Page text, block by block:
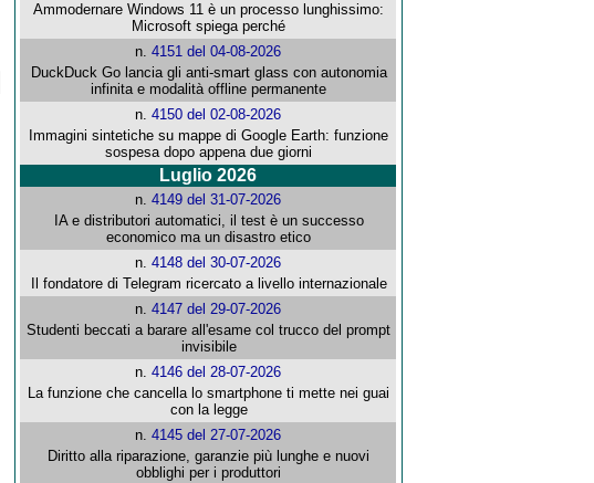
Ammodernare Windows 11 è un processo lunghissimo:
Microsoft spiega perché
n.4151 del 04-08-2026
DuckDuck Go lancia gli anti-smart glass con autonomia
infinita e modalità offline permanente
n.4150 del 02-08-2026
Immagini sintetiche su mappe di Google Earth: funzione
sospesa dopo appena due giorni
Luglio 2026
n.4149 del 31-07-2026
IA e distributori automatici, il test è un successo
economico ma un disastro etico
n.4148 del 30-07-2026
Il fondatore di Telegram ricercato a livello internazionale
n.4147 del 29-07-2026
Studenti beccati a barare all'esame col trucco del prompt
invisibile
n.4146 del 28-07-2026
La funzione che cancella lo smartphone ti mette nei guai
con la legge
n.4145 del 27-07-2026
Diritto alla riparazione, garanzie più lunghe e nuovi
obblighi per i produttori